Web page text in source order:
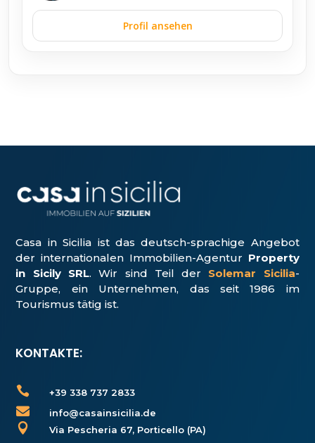
Profil ansehen
Casa in Sicilia ist das deutsch-sprachige Angebot
der internationalen Immobilien-Agentur Property
in Sicily SRL. Wir sind Teil der Solemar Sicilia-
Gruppe, ein Unter­nehmen, das seit 1986 im
Tourismus tätig ist.
KONTAKTE:
 +39 338 737 2833
 info@casainsicilia.de
 Via Pescheria 67, Porticello (PA)